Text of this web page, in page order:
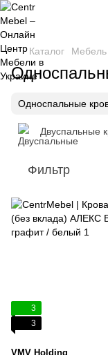
Каталог Мебель
Односпальные
Двуспальные
Фильтр
3
3
VMV Holding